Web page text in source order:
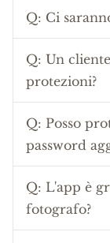
Q: Ci
Q: Un
protezioni?
Q: Posso
password
Q: L'app è
fotografo?